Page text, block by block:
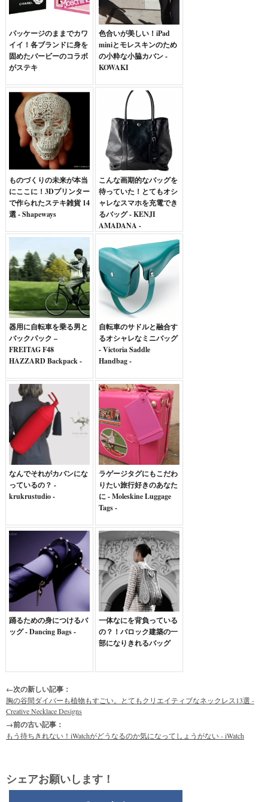
パッケージのままでカワ
イイ！各ブランドに身を
固めたバービーのコラボ
がステキ
色合いが美しい！iPad
miniとモレスキンのため
の小粋な小脇カバン -
KOWAKI
ものづくりの未来が本当
にここに！3Dプリンター
で作られたステキ雑貨 14
選 - Shapeways
こんな画期的なバッグを
待っていた！とてもオシ
ャレなスマホを充電でき
るバッグ - KENJI
AMADANA -
器用に自転車を乗る男と
バックパック –
FREITAG F48
HAZZARD Backpack -
自転車のサドルと融合す
るオシャレなミニバッグ
- Victoria Saddle
Handbag -
なんでそれがカバンにな
っているの？ -
krukrustudio -
ラゲージタグにもこだわ
りたい旅行好きのあなた
に - Moleskine Luggage
Tags -
踊るための身につけるバ
ッグ - Dancing Bags -
一体なにを背負っている
の？！バロック建築の一
部になりきれるバッグ
←次の新しい記事：
胸の谷間ダイバーも植物もすごい。とてもクリエイティブなネックレス13選 -
Creative Necklace Designs
→前の古い記事：
もう待ちきれない！iWatchがどうなるのか気になってしょうがない - iWatch
シェアお願いします！